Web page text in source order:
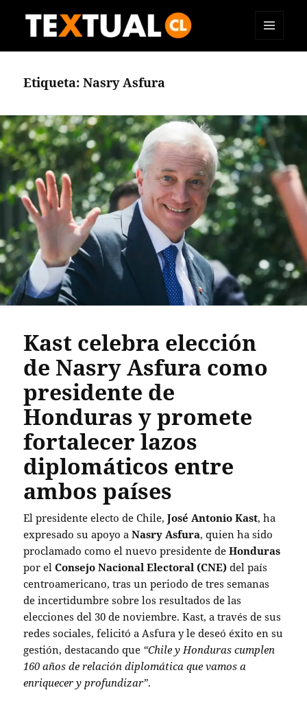
Etiqueta:Nasry Asfura
Kast celebra elección
de Nasry Asfura como
presidente de
Honduras y promete
fortalecer lazos
diplomáticos entre
ambos países
El presidente electo de Chile,José Antonio Kast, ha
expresado su apoyo aNasry Asfura, quien ha sido
proclamado como el nuevo presidente deHonduras
por elConsejo Nacional Electoral (CNE) del país
centroamericano, tras un periodo de tres semanas
de incertidumbre sobre los resultados de las
elecciones del 30 de noviembre. Kast, a través de sus
redes sociales, felicitó a Asfura y le deseó éxito en su
gestión, destacando que “Chile y Honduras cumplen
160 años de relación diplomática que vamos a
enriquecer y profundizar”.